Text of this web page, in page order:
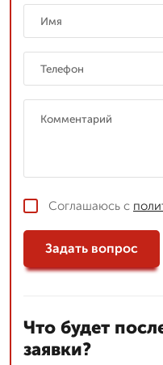
Соглашаюсь с
Задать вопрос
Что будет
заявки?